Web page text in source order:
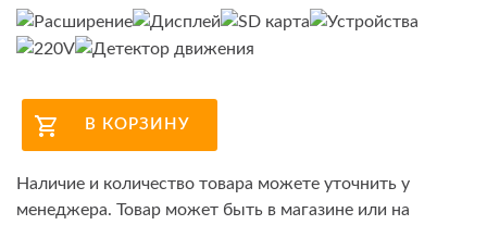
В КОРЗИНУ
Наличие и количество товара можете уточнить у
менеджера. Товар может быть в магазине или на